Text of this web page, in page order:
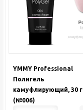
YMMY Professional
Полигель
камуфлирующий, 30 г
(№006)